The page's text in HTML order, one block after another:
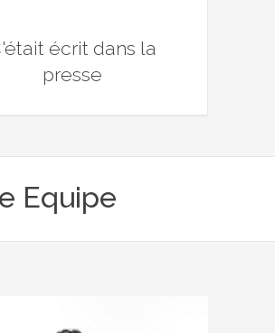
écrit dans la
presse
Equipe